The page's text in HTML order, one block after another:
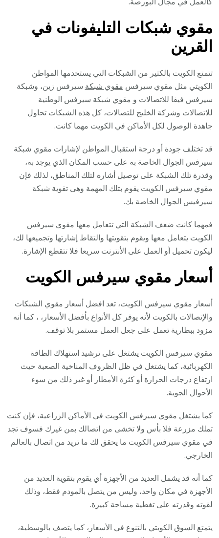
مقوي شبكات التليفونات في
القرين
تتمتع الكويت بالكثير من الشبكات التي يستخدمها المواطن
الكويتي مثل مقوي سيرفس مقوي شبكة سيرفس زين، وشبكة
سيرفس فيفا للاتصالات و مقوي شبكة سيرفس الوطنية
للاتصالات وشركة الخليج للتصالات، كل هذه الشبكات تحاول
جاهدة الوصول لكل الأماكن في الكويت مهما كانت.
قد تختلف جودة أو درجة استقبال المواطن لإشارات مقوي شبكة
سيرفس الجوال الخاصة به على حسب المكان الذي يوجد به،
وقدرة تلك الشبكة على توصيل أشارة لتلك المناطق، لذلك فإن
مقوي سيرفس الكويت يقوم بتلك المهمة وهى تقوية شبكة
سيرفيس الجوال الخاصة بك.
فمهما كانت ضعف الشبكة التي تتعامل معها مقوي سيرفس
الكويت يتعامل معها ويقوم بتقويتها والتقاط إشارتها وتجميعها لك،
ليكون تحميل أو العمل على الأنترنت سريعا فلا تتقطع الإشارة.
أسعار مقوي سيرفس الكويت
أسعار مقوي سيرفس الكويت، تعد افضل أسعار مقوي الشبكات
والإتصالات بالكويت لأنه يوفر كل الأنواع بأفضل الأسعار، ، كما أنه
مزود ببطارية تعمل على جعل العمل مستمر بلا توقف.
مقوي سيرفس الكويت يشتغل على ترشيد استهلاك الطاقة
الكهربائية، كما يشتغل في ظل الظروف المناخية الصعبة حيث
ارتفاع درجات الحرارة أو كثرة الأمطار أو غير ذلك من سوء
الأحوال الجوية.
كما يشتغل مقوي سيرفس الكويت في الأماكن الزراعية، فإن كنت
تملك مزرعة فلا بأس ولا تخشى من اتصالك بمن غيرك فسوف تجد
في مقوي سيرفس الكويت ما يحقق لك ما تريد من اتصال بالعالم
الخارجي.
كما أنه قد يشمل العديد من الأجهزة أي يقوم بتقوية العديد من
الأجهزة في مكان واحد، وليس من يتصل بالمودم فقط، وذلك
لقوته وقدرته على تغطية مساحة كبيرة.
يتمتع السوق الكويتي بالتنوع في الأسعار، كما يتصف بالوسطية،